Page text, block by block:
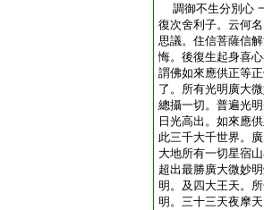
調御不生分別心
復次舍利子。云何
思議。住信菩薩信
悔。後復生起身喜
謂佛如來應供正等
了。所有光明廣大
總攝一切。普遍光
日光高出。如來應
此三千大千世界。
大地所有一切星宿
超出最勝廣大微妙
明。及四大王天。
明。三十三天夜摩